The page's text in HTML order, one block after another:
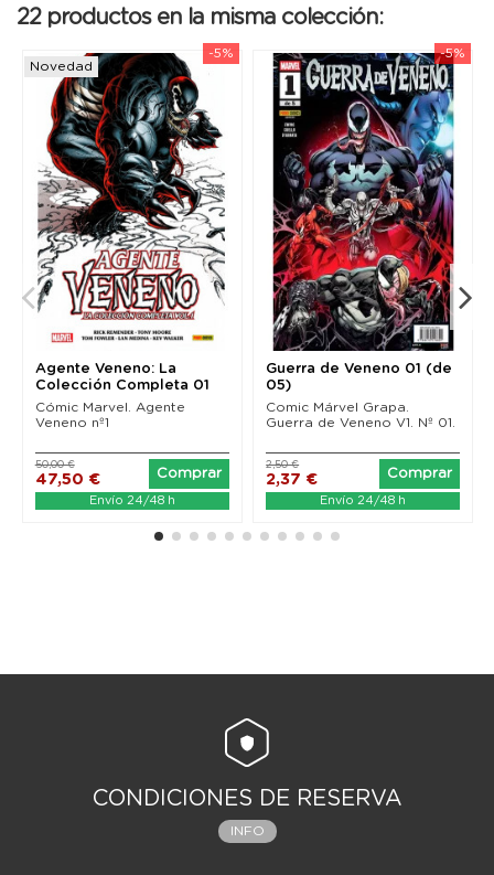
22 productos en la misma colección:
-5%
Novedad
Agente Veneno: La
Colección Completa 01
Cómic Marvel. Agente
Veneno nº1
47,50 €
50,00 €
Comprar
Envío 24/48 h
-5%
Guerra de Veneno 01 (de
05)
Comic Márvel Grapa.
Guerra de Veneno V1. Nº 01.
2,37 €
2,50 €
Comprar
Envío 24/48 h
CONDICIONES DE RESERVA
INFO